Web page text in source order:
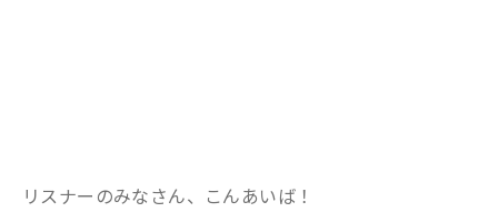
リスナーのみなさん、こんあいば！